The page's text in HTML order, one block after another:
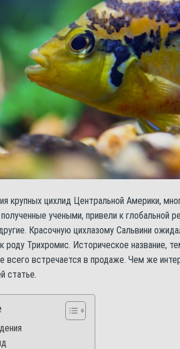
крупных цихлид Центральной Америки,
учеными, привели к глобальной
Красочную цихлазому Сальвини
роду Трихромис. Историческое название,
всего встречается в продаже. Чем же
статье.